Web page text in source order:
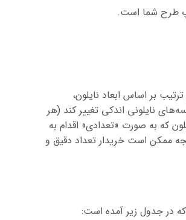
بر اساس ابعاد نایلون،
نایلونی اندکی تغییر کند (هر
که به صورت «تعدادی» اقدام به
ممکن است خریدار تعداد دقیق و
که در جدول زیر آمده است: